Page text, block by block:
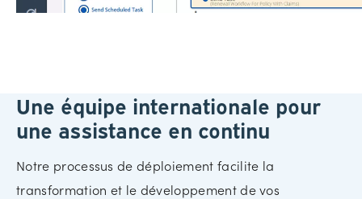
Une équipe internationale pour
une assistance en continu
Notre processus de déploiement facilite la
transformation et le développement de vos